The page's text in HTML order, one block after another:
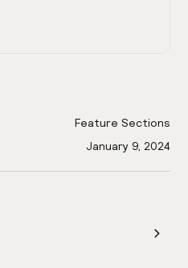
Feature Sections
January 9, 2024